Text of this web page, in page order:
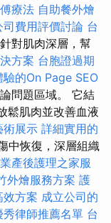
療法 自助餐外燴
司費用評價討論 台
對肌肉深層，幫
方案 台胞證過期
的On Page SEO
問題區域。 它結
鬆肌肉並改善血液
術展示 詳細實用的
中恢復，深層組織
產後護理之家服
外燴服務方案 護
效方案 成立公司的
秀律師推薦名單 台